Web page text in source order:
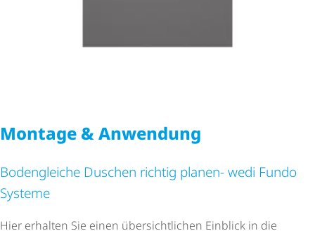
Montage & Anwendung
Bodengleiche Duschen richtig planen- wedi Fundo
Systeme
Hier erhalten Sie einen über­sicht­li­chen Einblick in die